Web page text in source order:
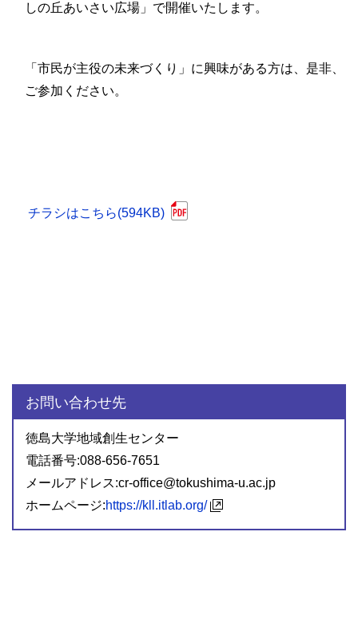
しの丘あいさい広場」で開催いたします。
「市民が主役の未来づくり」に興味がある方は、是非、
ご参加ください。
チラシはこちら(594KB)
お問い合わせ先
徳島大学地域創生センター
電話番号:088-656-7651
メールアドレス:cr-office@tokushima-u.ac.jp
ホームページ:https://kll.itlab.org/